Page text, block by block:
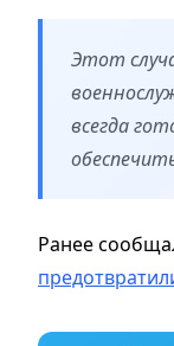
Этот
всегда
Ранее